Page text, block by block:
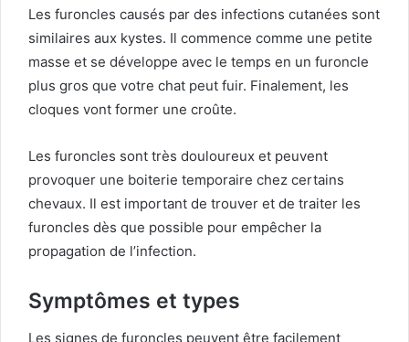
Les furoncles causés par des infections cutanées sont
similaires aux kystes. Il commence comme une petite
masse et se développe avec le temps en un furoncle
plus gros que votre chat peut fuir. Finalement, les
cloques vont former une croûte.
Les furoncles sont très douloureux et peuvent
provoquer une boiterie temporaire chez certains
chevaux. Il est important de trouver et de traiter les
furoncles dès que possible pour empêcher la
propagation de l’infection.
Symptômes et types
Les signes de furoncles peuvent être facilement